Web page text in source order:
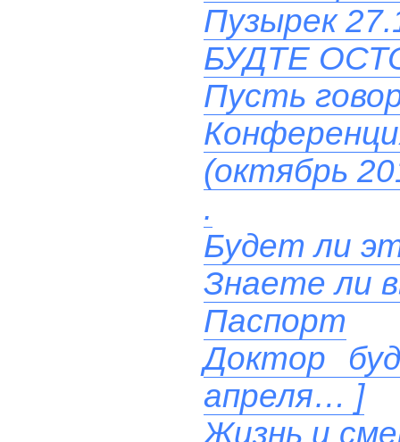
Пузырек
БУДТЕ
Пусть
(октябрь
.
Будет ли
Знаете ли
Паспорт
Доктор
апреля… ]
Жизнь и